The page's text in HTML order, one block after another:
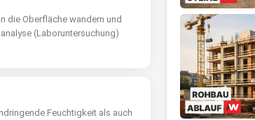
die Oberfläche wandern und
(Laboruntersuchung)
Feuchtigkeit als auch